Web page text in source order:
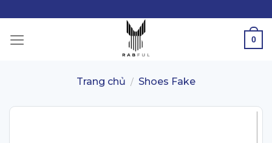
to
content
0
Trang chủ / Shoes Fake